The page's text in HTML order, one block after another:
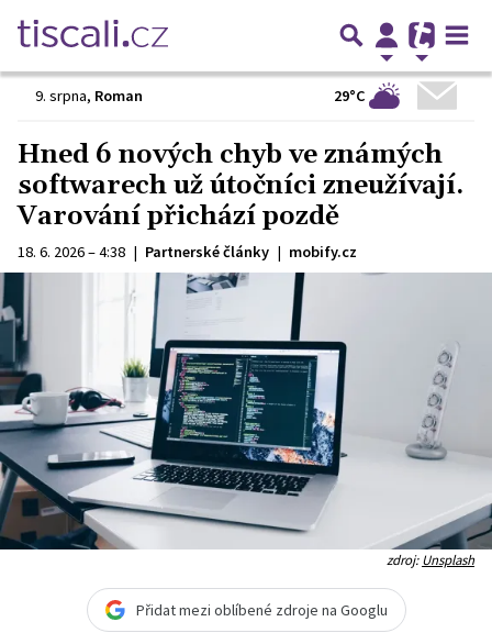
9. srpna, Roman 29°C
Hned 6 nových chyb ve známých
softwarech už útočníci zneužívají.
Varování přichází pozdě
18. 6. 2026 – 4:38 | Partnerské články | mobify.cz
zdroj:Unsplash
Přidat mezi oblíbené zdroje na Googlu